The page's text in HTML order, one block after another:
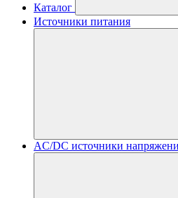
Каталог
Источники питания
AC/DC источники